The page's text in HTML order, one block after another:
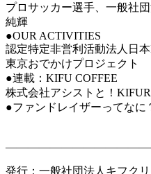
プロサッカー選手、一般社
純輝
●OUR ACTIVITIES
認定特定非営利活動法人日
東京おでかけプロジェクト
●連載：KIFU COFFEE
株式会社アシストと！
●ファンドレイザーって
な
発行：一般社団法人キフクリ